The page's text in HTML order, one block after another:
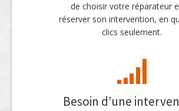
de choisir votre réparateur
réserver son intervention, en
clics seulement.
Besoin d’une